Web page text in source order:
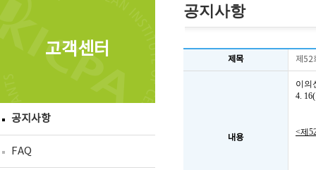
고객센터
공지사항
FAQ
공지사항
제목 제52
내용
이의
4.
<제